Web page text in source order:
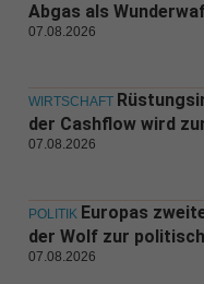
Abgas als
07.08.2026
WIRTSCHAFT
der Cashflow wird
07.08.2026
POLITIK Europas
der Wolf zur
07.08.2026